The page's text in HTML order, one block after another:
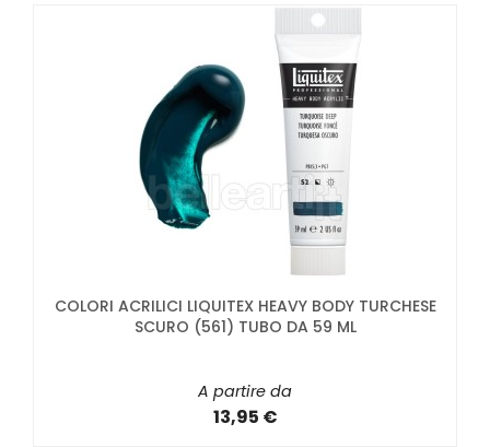
COLORI ACRILICI LIQUITEX HEAVY BODY TURCHESE
SCURO (561) TUBO DA 59 ML
A partire da
13,95 €